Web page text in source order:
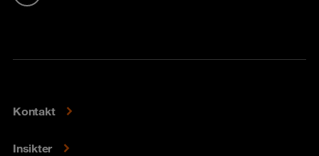
Kontakt
Insikter